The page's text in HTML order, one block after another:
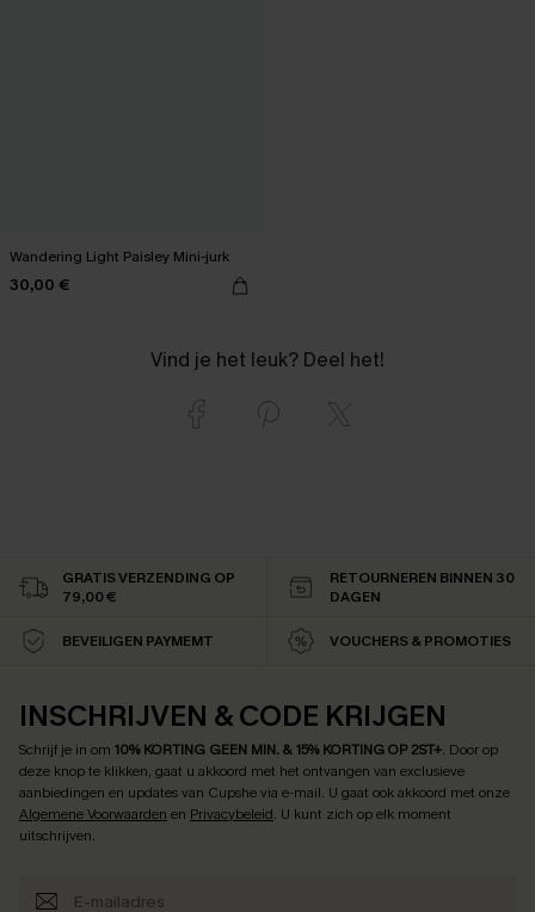
Wandering Light Paisley Mini-jurk
30,00 €
Vind je het leuk? Deel het!
GRATIS VERZENDING OP
79,00 €
RETOURNEREN BINNEN 30
DAGEN
BEVEILIGEN PAYMEMT VOUCHERS & PROMOTIES
INSCHRIJVEN & CODE KRIJGEN
Schrijf je in om 10% KORTING GEEN MIN. & 15% KORTING OP 2ST+. Door op
deze knop te klikken, gaat u akkoord met het ontvangen van exclusieve
aanbiedingen en updates van Cupshe via e-mail. U gaat ook akkoord met onze
Algemene Voorwaarden en Privacybeleid. U kunt zich op elk moment
uitschrijven.